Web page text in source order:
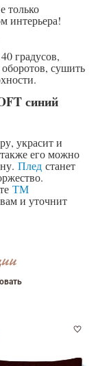
только
интерьера!
градусов,
сушить
синий
украсит и
его можно
Плед станет
ТМ
и уточнит